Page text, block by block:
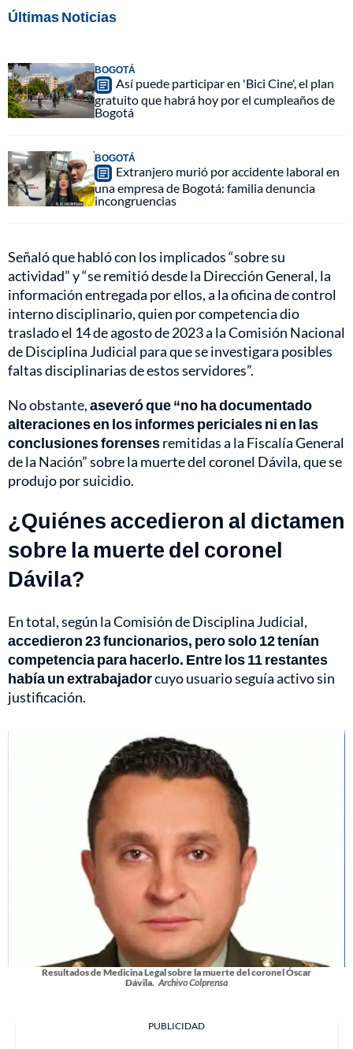
Últimas Noticias
BOGOTÁ
Así puede participar en 'Bici Cine', el plan
gratuito que habrá hoy por el cumpleaños de
Bogotá
BOGOTÁ
Extranjero murió por accidente laboral en
una empresa de Bogotá: familia denuncia
incongruencias
Señaló que habló con los implicados “sobre su
actividad” y “se remitió desde la Dirección General, la
información entregada por ellos, a la oficina de control
interno disciplinario, quien por competencia dio
traslado el 14 de agosto de 2023 a la Comisión Nacional
de Disciplina Judicial para que se investigara posibles
faltas disciplinarias de estos servidores”.
No obstante,aseveró que “no ha documentado
alteraciones en los informes periciales ni en las
conclusiones forensesremitidas a la Fiscalía General
de la Nación” sobre la muerte del coronel Dávila, que se
produjo por suicidio.
¿Quiénes accedieron al dictamen
sobre la muerte del coronel
Dávila?
En total, según la Comisión de Disciplina Judicial,
accedieron 23 funcionarios, pero solo 12 tenían
competencia para hacerlo. Entre los 11 restantes
había un extrabajadorcuyo usuario seguía activo sin
justificación.
Resultados de Medicina Legal sobre la muerte del coronel Óscar
Dávila. Archivo Colprensa
PUBLICIDAD